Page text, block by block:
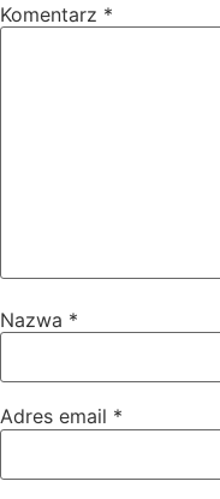
Komentarz *
Nazwa *
Adres email *